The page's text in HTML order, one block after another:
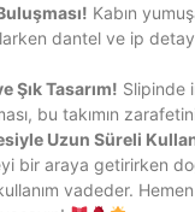
Kabın
dantel ve ip
Şık Tasarım! Slipinde
bu takımın
Uzun Süreli
bir araya getirirken
vadeder.